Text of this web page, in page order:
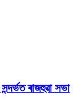
ৰাজহুৱা সভা